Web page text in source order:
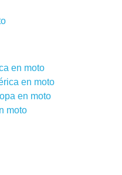
en moto
en moto
en moto
moto